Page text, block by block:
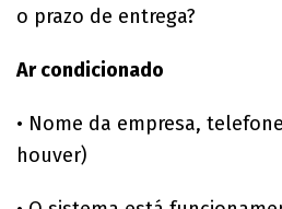
o prazo de entrega?
Ar condicionado
• Nome da empresa,
houver)